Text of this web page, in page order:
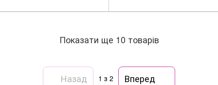
Показати ще 10 товарів
Назад 1 з 2 Вперед